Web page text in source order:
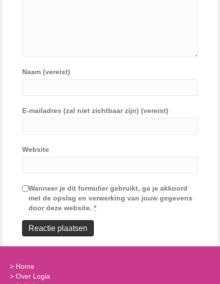
Naam (vereist)
E-mailadres (zal niet zichtbaar zijn) (vereist)
Website
Wanneer je dit formulier gebruikt, ga je akkoord
met de opslag en verwerking van jouw gegevens
door deze website. *
> Home
> Over Logia